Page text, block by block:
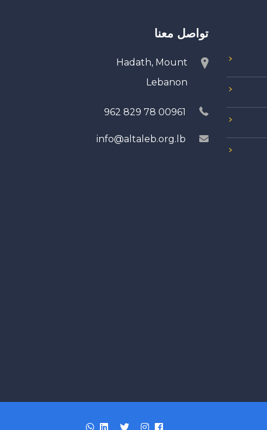
تواصل معنا
Hadath, Mount
Lebanon
00961 78 829 962
info@altaleb.org.lb